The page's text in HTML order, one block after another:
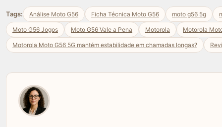
Tags: Análise Moto G56 Ficha Técnica Moto G56 moto g56 5g
Moto G56 Jogos Moto G56 Vale a Pena Motorola Motorola
Motorola Moto G56 5G mantém estabilidade em chamadas longas?